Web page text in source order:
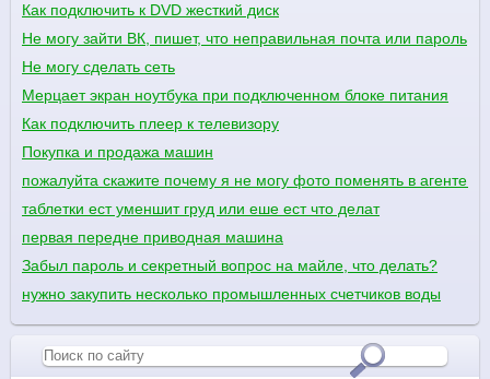
Как подключить к DVD жесткий диск
Не могу зайти ВК, пишет, что неправильная почта или пароль
Не могу сделать сеть
Мерцает экран ноутбука при подключенном блоке питания
Как подключить плеер к телевизору
Покупка и продажа машин
пожалуйта скажите почему я не могу фото поменять в агенте
таблетки ест уменшит груд или еше ест что делат
первая передне приводная машина
Забыл пароль и секретный вопрос на майле, что делать?
нужно закупить несколько промышленных счетчиков воды